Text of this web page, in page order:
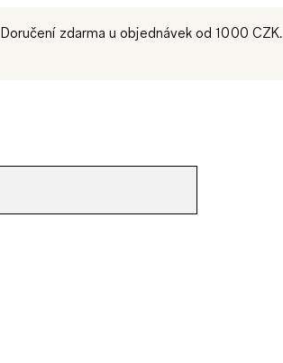
Doručení zdarma u objednávek od 1000 CZK.